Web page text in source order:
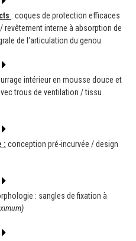
: coques de protection efficaces
interne à absorption de
de l'articulation du genou
intérieur en mousse douce et
trous de ventilation / tissu
: conception pré-incurvée / design
: sangles de fixation à